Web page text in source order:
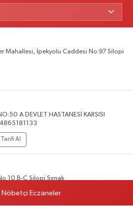
Mahallesi, İpekyolu Caddesi No:97 Silopi
A DEVLET HASTANESİ KARŞISI
Al
B-C Silopi Şırnak
Tarifi Al
Nöbetçi Eczaneler